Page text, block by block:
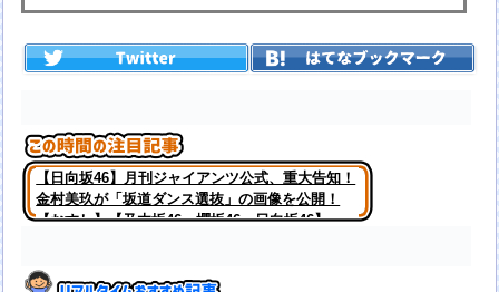
【日向坂46】月刊ジャイアンツ公式、重大告知！
金村美玖が「坂道ダンス選抜」の画像を公開！
【おすし】【乃木坂46・櫻坂46・日向坂46】